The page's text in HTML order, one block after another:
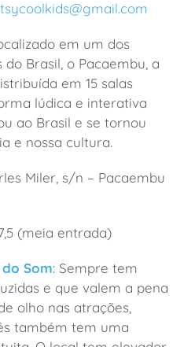
em um dos
Brasil, o Pacaembu, a
em 15 salas
lúdica e interativa
ao Brasil e se tornou
e nossa cultura.
Miler, s/n – Pacaembu
(meia entrada)
Som: Sempre tem
e que valem a pena
olho nas atrações,
também tem uma